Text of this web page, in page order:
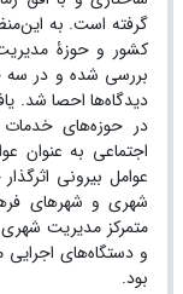
گرفته است. به
کشور و حوزۀ
بررسی شده و در سه
دیدگاه‌ها احصا شد.
در حوزه‌های خدمات
اجتماعی به عنوان
عوامل بیرونی
شهری و شهرهای
متمرکز مدیریت
و دستگاه‌های
بود.